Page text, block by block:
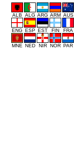
ALB ALG ARG ARM AUS
ENG ESP EST FIN FRA
MNE NED NIR NOR PAR